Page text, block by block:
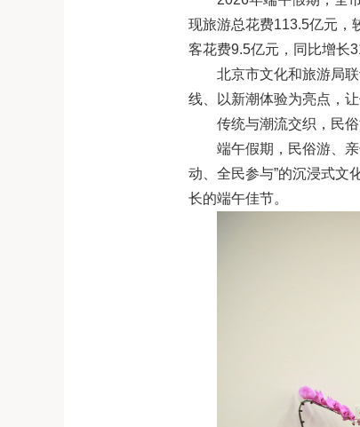
现旅游总花费113.5亿元，
客花费9.5亿元，同比增长
北京市文化和旅游局
线、以新潮体验为亮点，
传统与潮流交织，民
端午假期，民俗游、
动、全民参与”的沉浸式文
长的端午佳节。